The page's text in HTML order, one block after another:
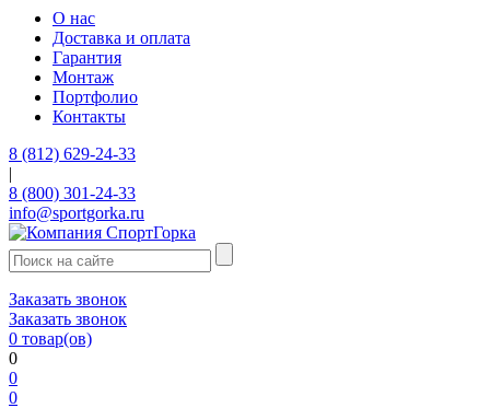
О нас
Доставка и оплата
Гарантия
Монтаж
Портфолио
Контакты
8 (812) 629-24-33
|
8 (800) 301-24-33
info@sportgorka.ru
Заказать звонок
Заказать звонок
0 товар(ов)
0
0
0